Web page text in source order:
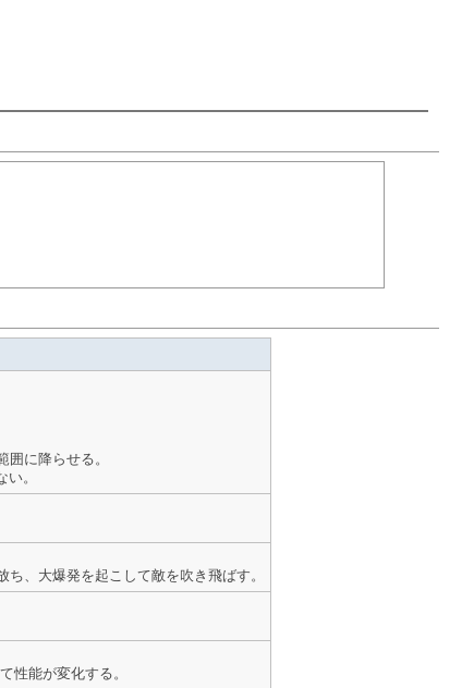
に降らせる。
。
、大爆発を起こして敵を吹き飛ばす。
性能が変化する。